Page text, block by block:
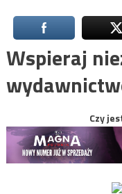
Wspieraj
Czy